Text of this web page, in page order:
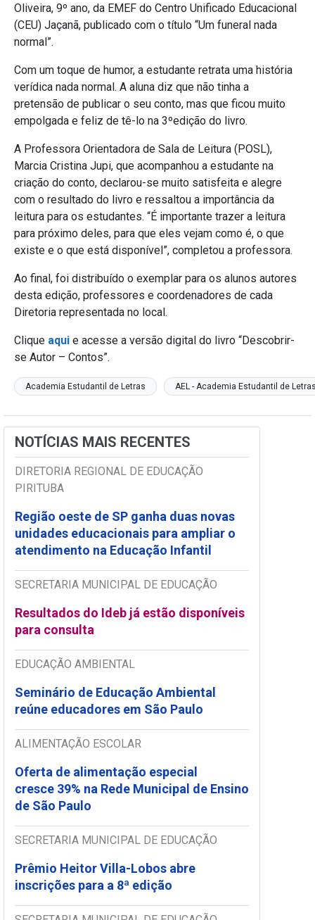
Oliveira, 9º ano, da EMEF do Centro Unificado Educacional
(CEU) Jaçanã, publicado com o título “Um funeral nada
normal”.
Com um toque de humor, a estudante retrata uma história
verídica nada normal. A aluna diz que não tinha a
pretensão de publicar o seu conto, mas que ficou muito
empolgada e feliz de tê-lo na 3ºedição do livro.
A Professora Orientadora de Sala de Leitura (POSL),
Marcia Cristina Jupi, que acompanhou a estudante na
criação do conto, declarou-se muito satisfeita e alegre
com o resultado do livro e ressaltou a importância da
leitura para os estudantes. “É importante trazer a leitura
para próximo deles, para que eles vejam como é, o que
existe e o que está disponível”, completou a professora.
Ao final, foi distribuído o exemplar para os alunos autores
desta edição, professores e coordenadores de cada
Diretoria representada no local.
Clique aqui e acesse a versão digital do livro “Descobrir-
se Autor – Contos”.
Academia Estudantil de Letras AEL - Academia Estudantil de
NOTÍCIAS MAIS RECENTES
DIRETORIA REGIONAL DE EDUCAÇÃO
PIRITUBA
Região oeste de SP ganha duas novas
unidades educacionais para ampliar o
atendimento na Educação Infantil
SECRETARIA MUNICIPAL DE EDUCAÇÃO
Resultados do Ideb já estão disponíveis
para consulta
EDUCAÇÃO AMBIENTAL
Seminário de Educação Ambiental
reúne educadores em São Paulo
ALIMENTAÇÃO ESCOLAR
Oferta de alimentação especial
cresce 39% na Rede Municipal de Ensino
de São Paulo
SECRETARIA MUNICIPAL DE EDUCAÇÃO
Prêmio Heitor Villa-Lobos abre
inscrições para a 8ª edição